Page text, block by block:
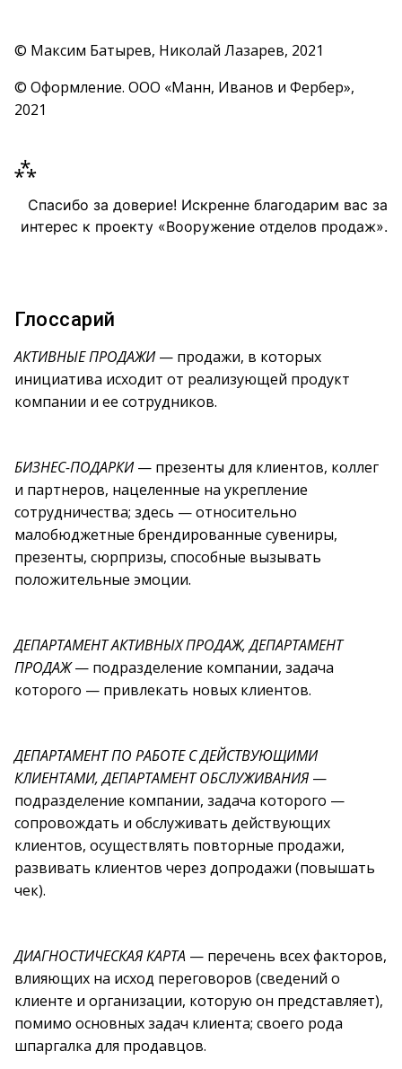
© Максим Батырев, Николай Лазарев, 2021
© Оформление. ООО «Манн, Иванов и Фербер»,
2021
⁂
Спасибо за доверие! Искренне благодарим вас за
интерес к проекту «Вооружение отделов продаж».
Глоссарий
АКТИВНЫЕ ПРОДАЖИ— продажи, в которых
инициатива исходит от реализующей продукт
компании и ее сотрудников.
БИЗНЕС-ПОДАРКИ— презенты для клиентов, коллег
и партнеров, нацеленные на укрепление
сотрудничества; здесь — относительно
малобюджетные брендированные сувениры,
презенты, сюрпризы, способные вызывать
положительные эмоции.
ДЕПАРТАМЕНТ АКТИВНЫХ ПРОДАЖ, ДЕПАРТАМЕНТ
ПРОДАЖ— подразделение компании, задача
которого — привлекать новых клиентов.
ДЕПАРТАМЕНТ ПО РАБОТЕ С ДЕЙСТВУЮЩИМИ
КЛИЕНТАМИ, ДЕПАРТАМЕНТ ОБСЛУЖИВАНИЯ—
подразделение компании, задача которого —
сопровождать и обслуживать действующих
клиентов, осуществлять повторные продажи,
развивать клиентов через допродажи (повышать
чек).
ДИАГНОСТИЧЕСКАЯ КАРТА — перечень всех факторов,
влияющих на исход переговоров (сведений о
клиенте и организации, которую он представляет),
помимо основных задач клиента; своего рода
шпаргалка для продавцов.